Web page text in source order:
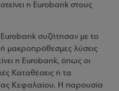
η Eurobank στους
Eurobank συζήτησαν με το
ή μακροπρόθεσμες λύσεις
η Eurobank, όπως οι
Καταθέσεις ή τα
Κεφαλαίου. Η παρουσία